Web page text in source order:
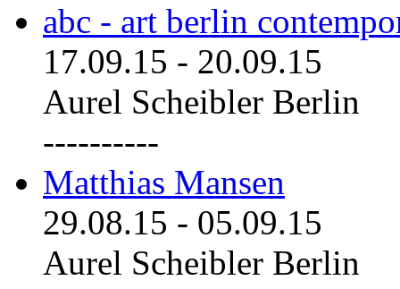
abc - art berlin
17.09.15 - 20.09.15
Aurel Scheibler Berlin
----------
Matthias Mansen
29.08.15 - 05.09.15
Aurel Scheibler Berlin